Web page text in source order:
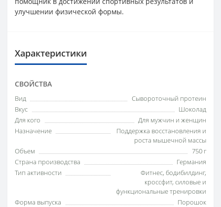
улучшении физической формы.
Характеристики
СВОЙСТВА
Вид
Сывороточный протеин
Вкус
Шоколад
Для кого
Для мужчин и женщин
Назначение
Поддержка восстановления и
роста мышечной массы
Объем
750 г
Страна производства
Германия
Тип активности
Фитнес, бодибилдинг,
кроссфит, силовые и
функциональные тренировки
Форма выпуска
Порошок